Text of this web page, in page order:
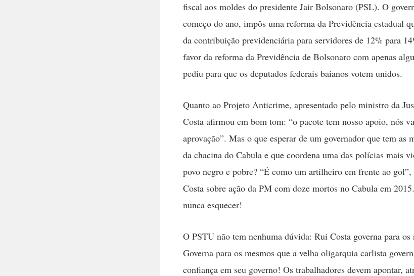
fiscal aos moldes do presidente Jair Bolsonaro (PSL). O
começo do ano, impôs uma reforma da Previdência estadual
da contribuição previdenciária para servidores de 12% para
favor da reforma da Previdência de Bolsonaro com apenas
pediu para que os deputados federais baianos votem unidos.
Quanto ao Projeto Anticrime, apresentado pelo ministro da
Costa afirmou em bom tom: “o pacote tem nosso apoio, nós
aprovação”. Mas o que esperar de um governador que tem as
da chacina do Cabula e que coordena uma das polícias mais
povo negro e pobre? “É como um artilheiro em frente ao
Costa sobre ação da PM com doze mortos no Cabula em
nunca esquecer!
O PSTU não tem nenhuma dúvida: Rui Costa governa para os
Governa para os mesmos que a velha oligarquia carlista
confiança em seu governo! Os trabalhadores devem apontar,